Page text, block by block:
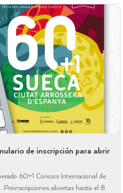
de inscripción para abrir
60+1 Concurs Internacional de
Preinscripciones abiertas hasta el 8